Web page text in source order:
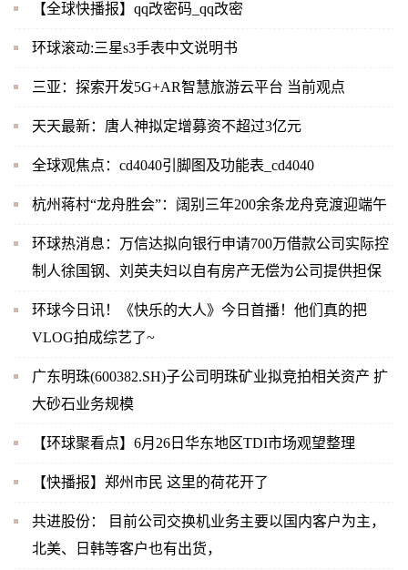
【全球快播报】qq改密码_qq改密
环球滚动:三星s3手表中文说明书
三亚：探索开发5G+AR智慧旅游云平台 当前观点
天天最新：唐人神拟定增募资不超过3亿元
全球观焦点：cd4040引脚图及功能表_cd4040
杭州蒋村“龙舟胜会”：阔别三年200余条龙舟竞渡迎端午
环球热消息：万信达拟向银行申请700万借款公司实际控
制人徐国钢、刘英夫妇以自有房产无偿为公司提供担保
环球今日讯！《快乐的大人》今日首播！他们真的把
VLOG拍成综艺了~
广东明珠(600382.SH)子公司明珠矿业拟竞拍相关资产 扩
大砂石业务规模
【环球聚看点】6月26日华东地区TDI市场观望整理
【快播报】郑州市民 这里的荷花开了
共进股份： 目前公司交换机业务主要以国内客户为主，
北美、日韩等客户也有出货，